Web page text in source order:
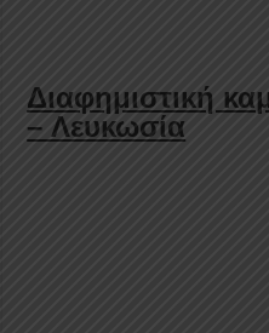
Διαφημιστική
– Λευκωσία